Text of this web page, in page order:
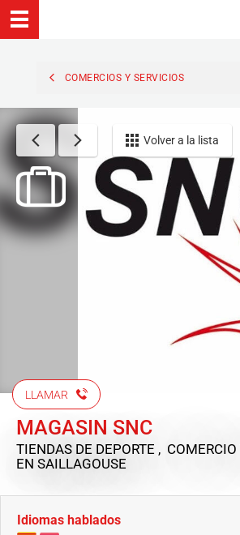
COMERCIOS Y SERVICIOS
Volver a la lista
LLAMAR
MAGASIN SNC
TIENDAS DE DEPORTE , COMERCIO
EN SAILLAGOUSE
Idiomas hablados